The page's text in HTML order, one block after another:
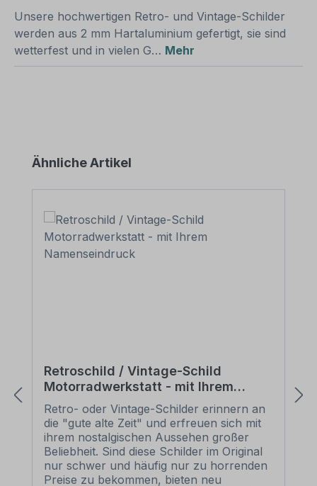
Unsere hochwertigen Retro- und Vintage-Schilder
werden aus 2 mm Hartaluminium gefertigt, sie sind
wetterfest und in vielen G… Mehr
Produktgalerie überspringen
Ähnliche Artikel
Retroschild / Vintage-Schild
Motorradwerkstatt - mit Ihrem
Namenseindruck
Retro- oder Vintage-Schilder erinnern an
die "gute alte Zeit" und erfreuen sich mit
ihrem nostalgischen Aussehen großer
Beliebheit. Sind diese Schilder im Original
nur schwer und häufig nur zu horrenden
Preise zu bekommen, bieten neu